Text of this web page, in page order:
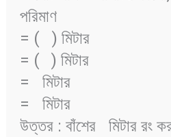
পরিমাণ
= (
) মিটার
= (
) মিটার
=
মিটার
=
মিটার
উত্তর : বাঁশের
মিটার রং